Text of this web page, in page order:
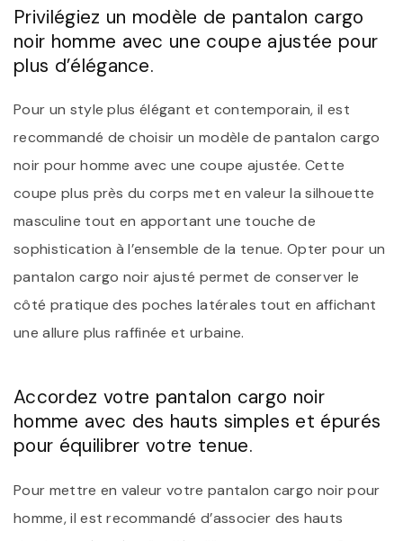
Privilégiez un modèle de pantalon cargo
noir homme avec une coupe ajustée pour
plus d’élégance.
Pour un style plus élégant et contemporain, il est
recommandé de choisir un modèle de pantalon cargo
noir pour homme avec une coupe ajustée. Cette
coupe plus près du corps met en valeur la silhouette
masculine tout en apportant une touche de
sophistication à l’ensemble de la tenue. Opter pour un
pantalon cargo noir ajusté permet de conserver le
côté pratique des poches latérales tout en affichant
une allure plus raffinée et urbaine.
Accordez votre pantalon cargo noir
homme avec des hauts simples et épurés
pour équilibrer votre tenue.
Pour mettre en valeur votre pantalon cargo noir pour
homme, il est recommandé d’associer des hauts